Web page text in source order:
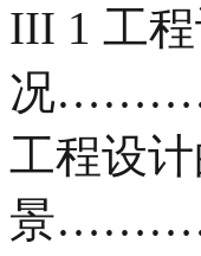
III 1 工
况
工程设
景